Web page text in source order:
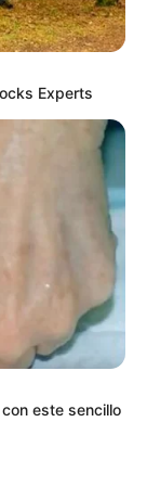
Experts
este sencillo